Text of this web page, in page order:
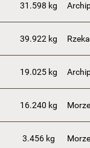
31.598 kg
39.922 kg
19.025 kg
16.240 kg
3.456 kg